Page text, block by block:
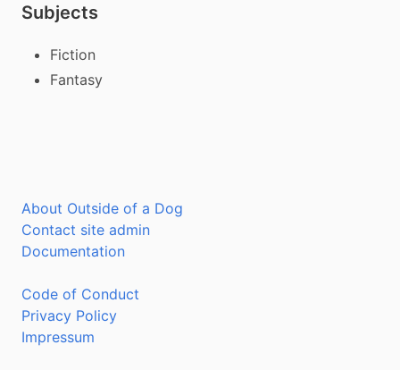
Subjects
Fiction
Fantasy
About Outside of a Dog
Contact site admin
Documentation
Code of Conduct
Privacy Policy
Impressum